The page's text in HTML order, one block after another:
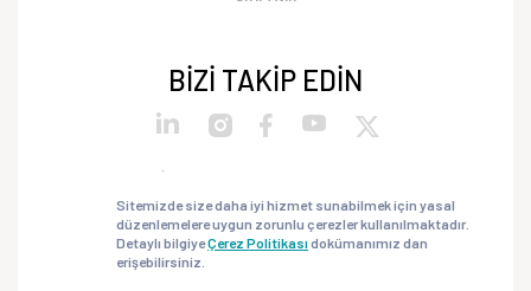
BİZİ TAKİP EDİN
Müşteri Aydınlatma Metni
Veri Sorumlusu Başvuru Formu
Sitemizde size daha iyi hizmet sunabilmek için yasal
düzenlemelere uygun zorunlu çerezler kullanılmaktadır.
Detaylı bilgiyeÇerez Politikasıdokümanımız dan
erişebilirsiniz.